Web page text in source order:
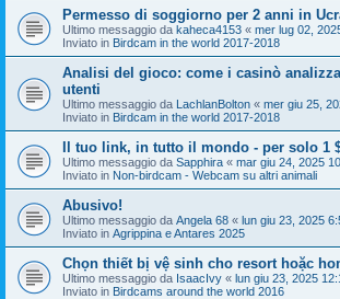
Permesso di soggiorno per 2 anni in
Ultimo messaggio da kaheca4153 « mer lug 02,
Inviato in Birdcam in the world 2017-2018
Analisi del gioco: come i casinò
utenti
Ultimo messaggio da LachlanBolton « mer giu 25,
Inviato in Birdcam in the world 2017-2018
Il tuo link, in tutto il mondo - per solo 1
Ultimo messaggio da Sapphira « mar giu 24, 2025
Inviato in Non-birdcam - Webcam su altri animali
Abusivo!
Ultimo messaggio da Angela 68 « lun giu 23, 2025
Inviato in Agrippina e Antares 2025
Chọn thiết bị vệ sinh cho resort hoặc
Ultimo messaggio da IsaacIvy « lun giu 23, 2025
Inviato in Birdcams around the world 2016